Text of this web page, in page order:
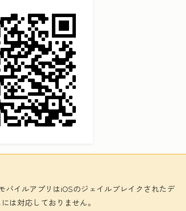
バイルアプリはiOSのジェイルブレイクされたデ
は対応しておりません。